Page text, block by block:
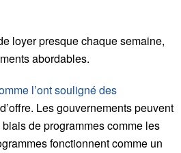
loyer presque chaque semaine,
abordables.
l’ont souligné des
Les gouvernements peuvent
de programmes comme les
fonctionnent comme un